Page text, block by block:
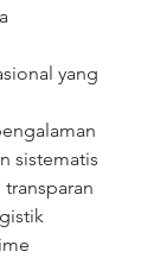
yang
sistematis